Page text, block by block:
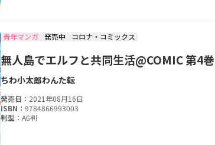
青年マンガ 発売中 コロナ・コミックス
無人島でエルフと共同生活@COMIC 第4巻
ちわ小太郎わんた転
発売日： 2021年08月16日
ISBN： 9784866993003
判型： A6判